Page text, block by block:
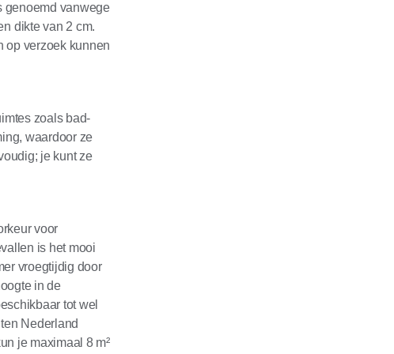
genoemd vanwege
dikte van 2 cm.
op verzoek kunnen
zoals bad-
waardoor ze
je kunt ze
voor
is het mooi
vroegtijdig door
in de
tot wel
Nederland
je maximaal 8 m²